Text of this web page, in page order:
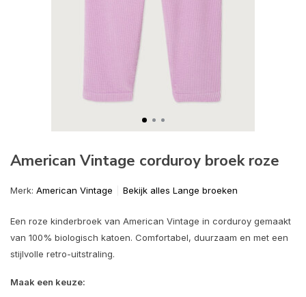
American Vintage corduroy broek roze
Merk: American Vintage Bekijk alles Lange broeken
Een roze kinderbroek van American Vintage in corduroy gemaakt
van 100% biologisch katoen. Comfortabel, duurzaam en met een
stijlvolle retro-uitstraling.
Maak een keuze: